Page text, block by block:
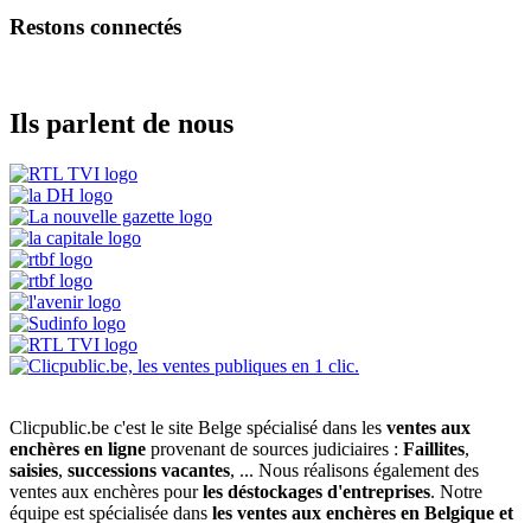
Restons connectés
Ils parlent de nous
Clicpublic.be c'est le site Belge spécialisé dans les ventes aux
enchères en ligne provenant de sources judiciaires : Faillites,
saisies, successions vacantes, ... Nous réalisons également des
ventes aux enchères pourles déstockages d'entreprises. Notre
équipe est spécialisée dans les ventes aux enchères en Belgique et